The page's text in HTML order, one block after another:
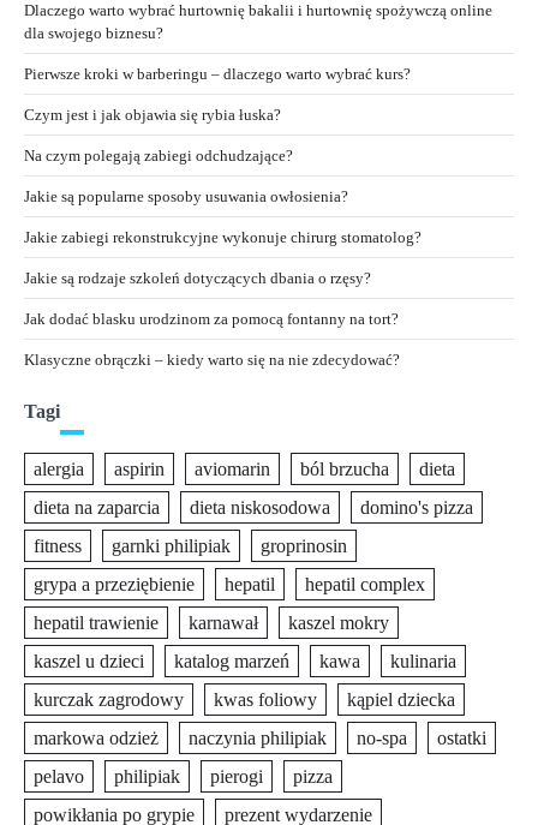
Dlaczego warto wybrać hurtownię bakalii i hurtownię spożywczą online
dla swojego biznesu?
Pierwsze kroki w barberingu – dlaczego warto wybrać kurs?
Czym jest i jak objawia się rybia łuska?
Na czym polegają zabiegi odchudzające?
Jakie są popularne sposoby usuwania owłosienia?
Jakie zabiegi rekonstrukcyjne wykonuje chirurg stomatolog?
Jakie są rodzaje szkoleń dotyczących dbania o rzęsy?
Jak dodać blasku urodzinom za pomocą fontanny na tort?
Klasyczne obrączki – kiedy warto się na nie zdecydować?
Tagi
alergia aspirin aviomarin ból brzucha
dieta
dieta na zaparcia
dieta niskosodowa
domino's pizza
fitness
garnki philipiak
groprinosin
grypa a przeziębienie
hepatil
hepatil complex
hepatil trawienie
karnawał
kaszel mokry
kaszel u dzieci
katalog marzeń kawa
kulinaria
kurczak zagrodowy
kwas foliowy
kąpiel dziecka
markowa odzież
naczynia philipiak no-spa
ostatki
pelavo
philipiak pierogi
pizza
powikłania po grypie
prezent wydarzenie